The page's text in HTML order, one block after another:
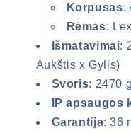
Korpusas:
Rėmas:
Išmatavimai:
Aukštis x Gylis)
Svoris: 2470 g
IP apsaugos
Garantija: 36